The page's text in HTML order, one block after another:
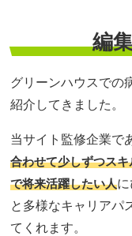
編
グリーンハウスでの
紹介してきました。
当サイト監修企業で
合わせて少しずつス
で将来活躍したい人
と多様なキャリアパ
てくれます。